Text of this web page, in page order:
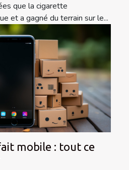
que la cigarette
et a gagné du terrain sur le...
mobile : tout ce